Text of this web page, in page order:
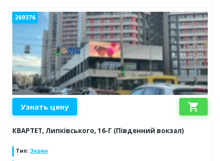
269376
Узнать цену shopping_cart
КВАРТЕТ, Липківського, 16-Г (Південний вокзал)
Тип: Экран